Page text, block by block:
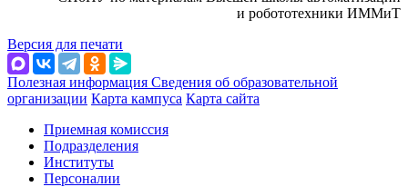
и робототехники ИММиТ
Версия для печати
Полезная информация Сведения об образовательной
организации Карта кампуса Карта сайта
Приемная комиссия
Подразделения
Институты
Персоналии